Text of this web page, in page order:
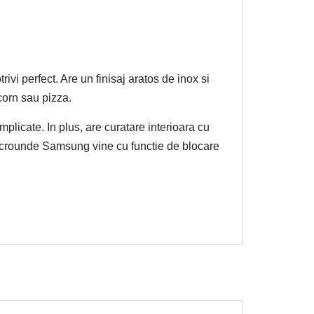
perfect. Are un finisaj aratos de inox si
sau pizza.
In plus, are curatare interioara cu
Samsung vine cu functie de blocare